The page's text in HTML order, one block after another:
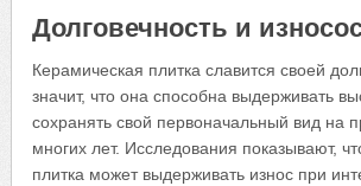
Долговечность и
Керамическая плитка славится своей
значит, что она способна выдерживать
сохранять свой первоначальный вид на
многих лет. Исследования показывают,
плитка может выдерживать износ при